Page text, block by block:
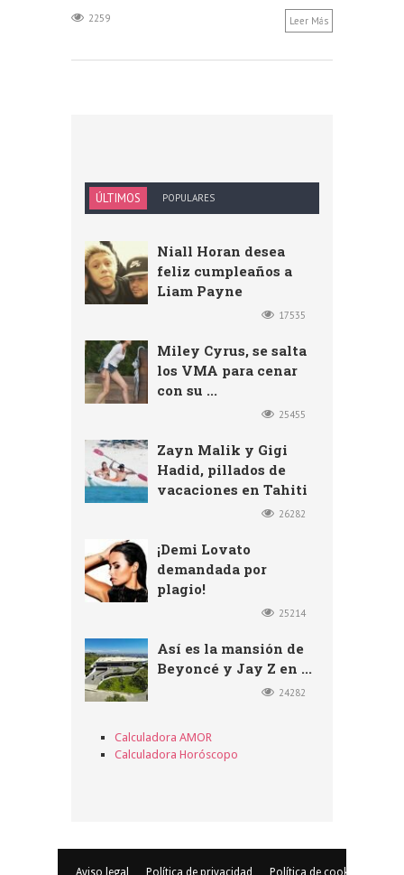
2259 Leer Más
ÚLTIMOS POPULARES
Niall Horan desea
feliz cumpleaños a
Liam Payne
17535
Miley Cyrus, se salta
los VMA para cenar
con su ...
25455
Zayn Malik y Gigi
Hadid, pillados de
vacaciones en Tahiti
26282
¡Demi Lovato
demandada por
plagio!
25214
Así es la mansión de
Beyoncé y Jay Z en ...
24282
Calculadora AMOR
Calculadora Horóscopo
Aviso legal Política de privacidad Política de cookies